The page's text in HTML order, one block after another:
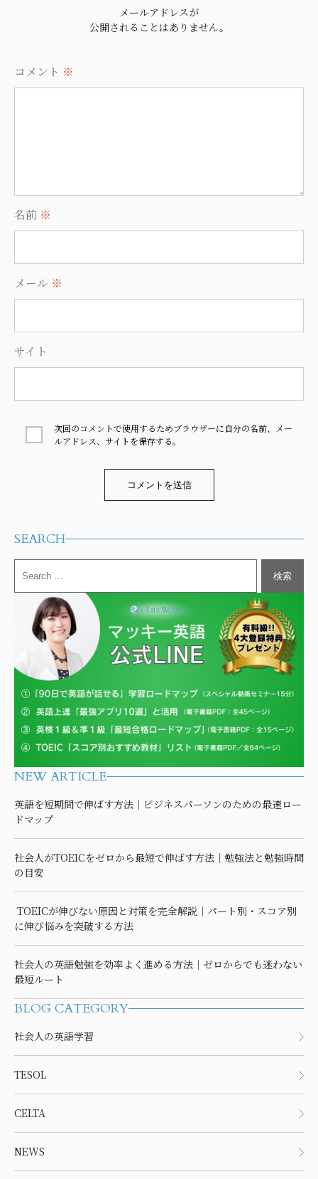
メールアドレスが
公開されることはありません。
コメント ※
名前 ※
メール ※
サイト
次回のコメントで使用するためブラウザーに自分の名前、メー
ルアドレス、サイトを保存する。
SEARCH
NEW ARTICLE
英語を短期間で伸ばす方法｜ビジネスパーソンのための最速ロー
ドマップ
社会人がTOEICをゼロから最短で伸ばす方法｜勉強法と勉強時間
の目安
TOEICが伸びない原因と対策を完全解説｜パート別・スコア別
に伸び悩みを突破する方法
社会人の英語勉強を効率よく進める方法｜ゼロからでも迷わない
最短ルート
BLOG CATEGORY
社会人の英語学習
TESOL
CELTA
NEWS